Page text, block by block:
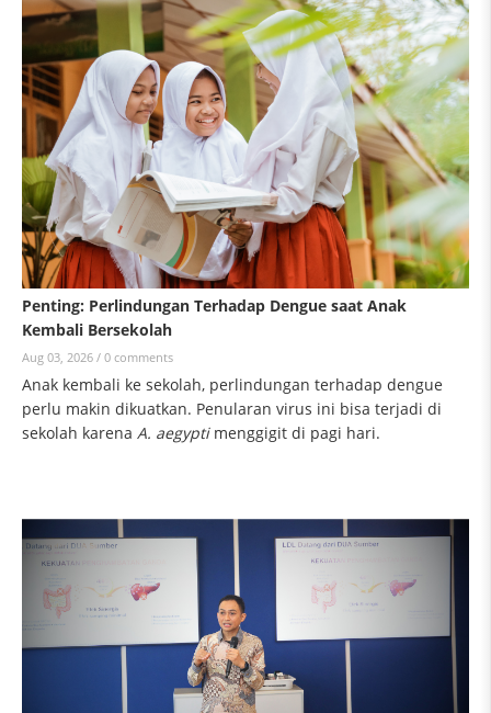
Penting: Perlindungan Terhadap Dengue saat Anak
Kembali Bersekolah
Aug 03, 2026 / 0 comments
Anak kembali ke sekolah, perlindungan terhadap dengue
perlu makin dikuatkan. Penularan virus ini bisa terjadi di
sekolah karena A. aegyptimenggigit di pagi hari.